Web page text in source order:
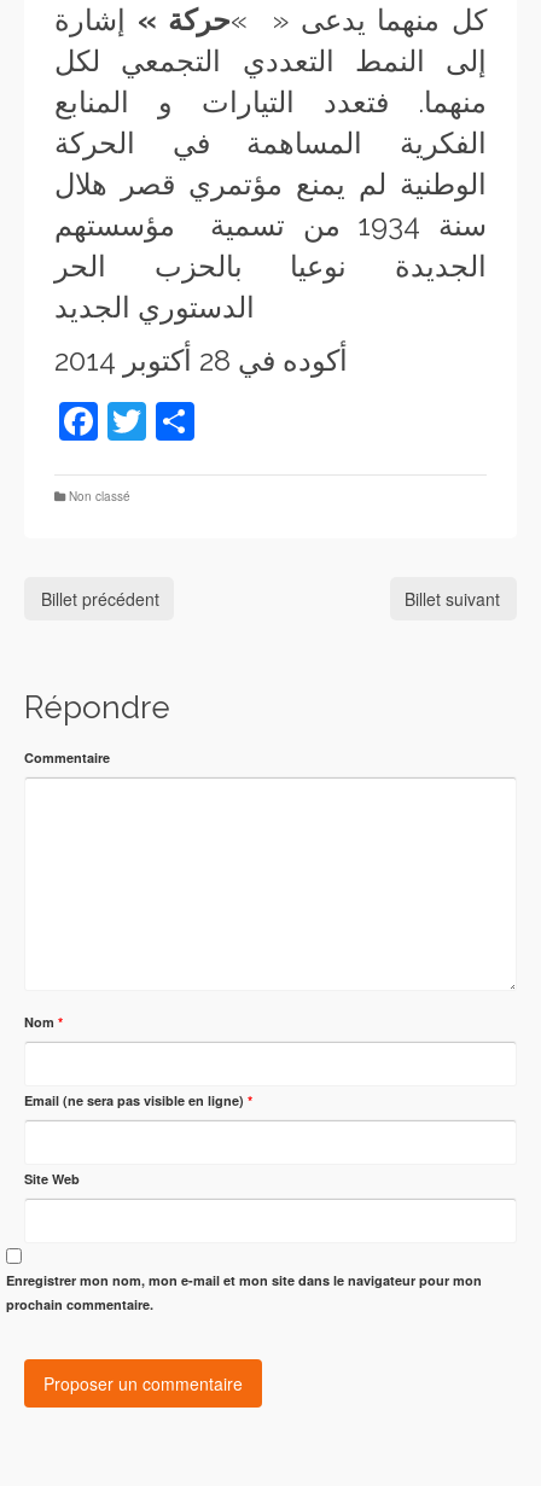
كل منهما يدعى « »حركة » إشارة
إلى النمط التعددي التجمعي لكل
منهما. فتعدد التيارات و المنابع
الفكرية المساهمة في الحركة
الوطنية لم يمنع مؤتمري قصر هلال
سنة 1934 من تسمية مؤسستهم
الجديدة نوعيا بالحزب الحر
الدستوري الجديد
أكوده في 28 أكتوبر 2014
Facebook
Twitter
Non classé
Billet précédent Billet suivant
Répondre
Commentaire
Nom *
Email (ne sera pas visible en ligne) *
Site Web
Enregistrer mon nom, mon e-mail et mon site dans le navigateur pour mon
prochain commentaire.